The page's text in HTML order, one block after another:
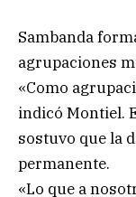
Sambanda
agrupaciones
«Como
indicó Montiel.
sostuvo que la
permanente.
«Lo que a